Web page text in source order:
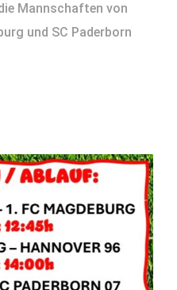
Mannschaften von
und SC Paderborn